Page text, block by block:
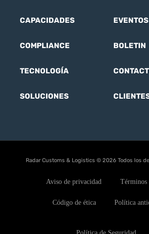
CAPACIDADES
COMPLIANCE
TECNOLOGÍA
SOLUCIONES
EVENTOS
BOLETIN
Radar Customs & Logistics © 2026 Todos los
Aviso de privacidad Términos
Código de ética Política